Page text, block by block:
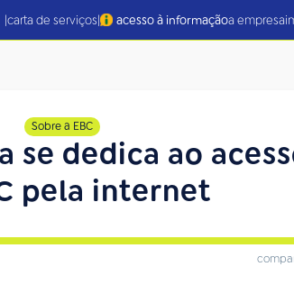
|carta de serviços| acesso à informaçãoa empresa
Sobre a EBC
se dedica ao
pela internet